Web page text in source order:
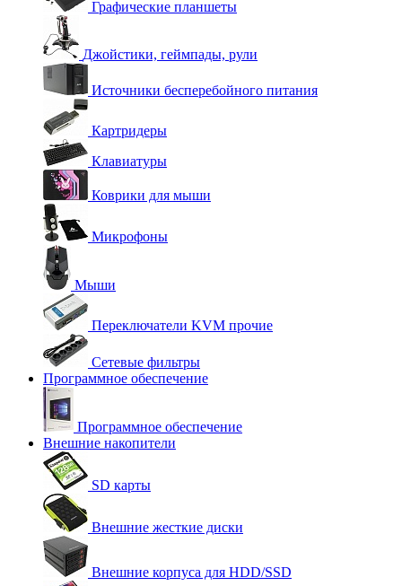
Графические планшеты
Джойстики, геймпады, рули
Источники бесперебойного питания
Картридеры
Клавиатуры
Коврики для мыши
Микрофоны
Мыши
Переключатели KVM прочие
Сетевые фильтры
Программное обеспечение
Программное обеспечение
Внешние накопители
SD карты
Внешние жесткие диски
Внешние корпуса для HDD/SSD